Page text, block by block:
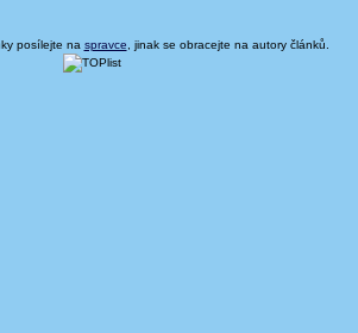
posílejte na spravce , jinak se obracejte na autory článků.